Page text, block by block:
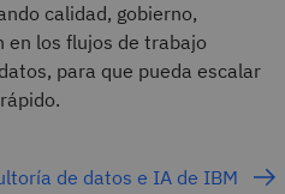
calidad, gobierno,
en los flujos de trabajo
para que pueda escalar
de datos e IA de IBM